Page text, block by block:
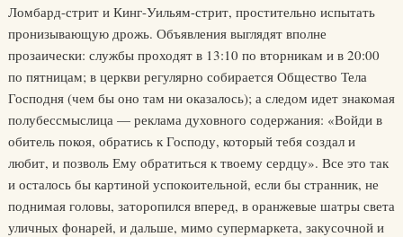
Ломбард-стрит и Кинг-Уильям-стрит, простительно испытать
пронизывающую дрожь. Объявления выглядят вполне
прозаически: службы проходят в 13:10 по вторникам и в 20:00
по пятницам; в церкви регулярно собирается Общество Тела
Господня (чем бы оно там ни оказалось); а следом идет знакомая
полубессмыслица — реклама духовного содержания: «Войди в
обитель покоя, обратись к Господу, который тебя создал и
любит, и позволь Ему обратиться к твоему сердцу». Все это так
и осталось бы картиной успокоительной, если бы странник, не
поднимая головы, заторопился вперед, в оранжевые шатры света
уличных фонарей, и дальше, мимо супермаркета, закусочной и